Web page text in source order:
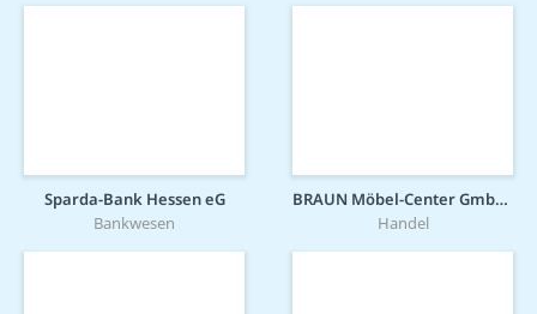
Sparda-Bank Hessen eG
Bankwesen
BRAUN Möbel-Center GmbH & Co KG
Handel